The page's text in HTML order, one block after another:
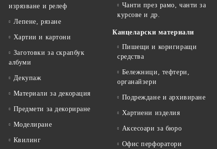
изрязване и релеф
Лепене, рязане
Хартии и картони
Заготовки за скрапбук
албуми
Декупаж
Материали за декорация
Предмети за декориране
Моделиране
Квилинг
Чанти през рамо, чанти за
курсове и др.
Канцеларски материали
Пишещи и коригиращи
средства
Бележници, тефтери,
органайзери
Подреждане и архивиране
Хартиени изделия
Аксесоари за бюро
Офис перфоратори